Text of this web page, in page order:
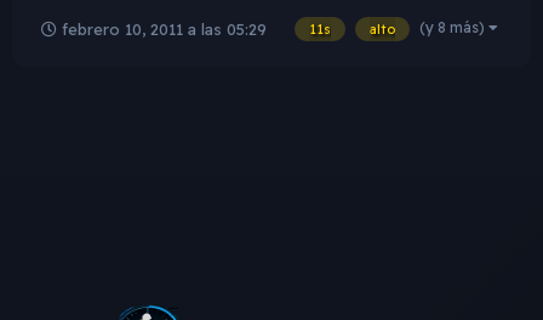
su país está "en su estado más pronunciado" desde los
ataques del 11 de septiembre de 2001 Además de las
febrero 10, 2011 a las 05:29 11s alto (y 8 más)